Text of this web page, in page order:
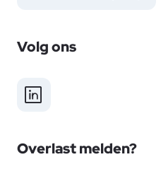
Volg ons
LinkedIn
Overlast melden?